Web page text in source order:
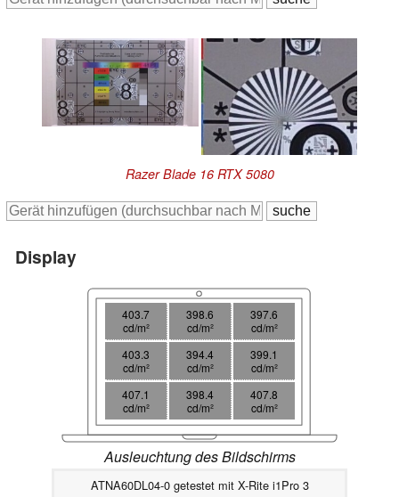
Razer Blade 16 RTX 5080
Display
403.7
cd/m²
398.6
cd/m²
397.6
cd/m²
403.3
cd/m²
394.4
cd/m²
399.1
cd/m²
407.1
cd/m²
398.4
cd/m²
407.8
cd/m²
Ausleuchtung des Bildschirms
ATNA60DL04-0 getestet mit X-Rite i1Pro 3